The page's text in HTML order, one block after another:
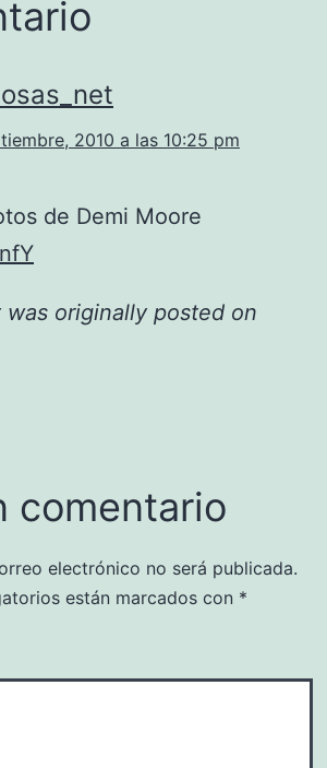
2010 a las 10:25 pm
de Demi Moore
was originally posted on
comentario
electrónico no será publicada.
están marcados con *